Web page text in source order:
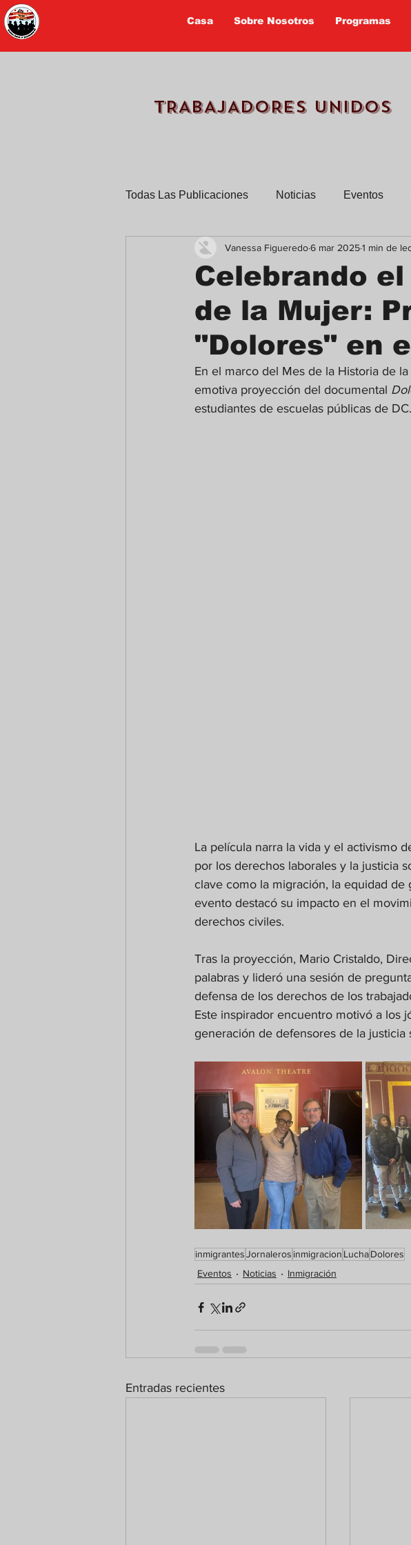
Casa Sobre Nosotros Programas
TRABAJADORES UNIDOS
Todas Las Publicaciones Noticias Eventos
Trabajadores cuentan sus historias
Celebrando
de la Mujer:
"Dolores" en
Vanessa Figueredo6 mar 20251 min de
En el marco del Mes de la Historia de
emotiva proyección del documental
estudiantes de escuelas públicas de DC.
La película narra la vida y el activismo
por los derechos laborales y la justicia
clave como la migración, la equidad
evento destacó su impacto en el
derechos civiles.
Tras la proyección, Mario Cristaldo,
palabras y lideró una sesión de
defensa de los derechos de los
Este inspirador encuentro motivó a los
generación de defensores de la
inmigrantesJornaleros inmigracion LuchaDolores
Eventos
Noticias Inmigración
Entradas recientes